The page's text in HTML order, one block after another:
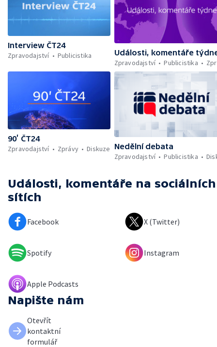
Interview ČT24
Zpravodajství
Publicistika
Události, komentáře
Zpravodajství
Publicistika
90’ ČT24
Zpravodajství
Zprávy Diskuze
Nedělní debata
Zpravodajství
Publicistika
Události, komentáře na sociálních
sítích
Facebook X (Twitter)
Spotify Instagram
Apple Podcasts
Napište nám
Otevřít
kontaktní
formulář